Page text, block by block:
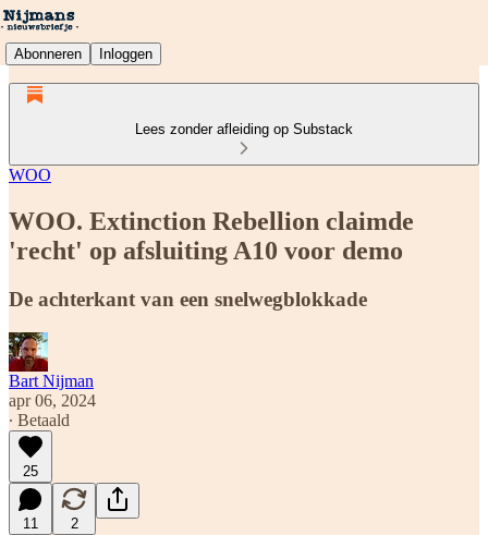
Abonneren Inloggen
Lees zonder afleiding op Substack
WOO
WOO. Extinction Rebellion claimde
'recht' op afsluiting A10 voor demo
De achterkant van een snelwegblokkade
Bart Nijman
apr 06, 2024
∙ Betaald
25
11 2